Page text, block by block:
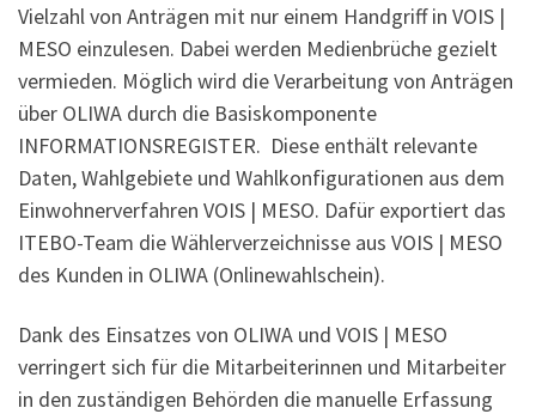
Vielzahl von Anträgen mit nur einem Handgriff in VOIS |
MESO einzulesen. Dabei werden Medienbrüche gezielt
vermieden. Möglich wird die Verarbeitung von Anträgen
über OLIWA durch die Basiskomponente
INFORMATIONSREGISTER. Diese enthält relevante
Daten, Wahlgebiete und Wahlkonfigurationen aus dem
Einwohnerverfahren VOIS | MESO. Dafür exportiert das
ITEBO-Team die Wählerverzeichnisse aus VOIS | MESO
des Kunden in OLIWA (Onlinewahlschein).
Dank des Einsatzes von OLIWA und VOIS | MESO
verringert sich für die Mitarbeiterinnen und Mitarbeiter
in den zuständigen Behörden die manuelle Erfassung